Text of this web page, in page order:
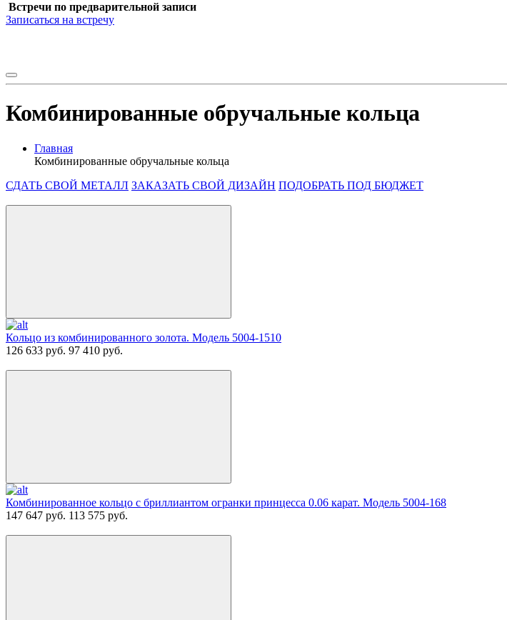
Встречи по предварительной записи
Записаться на встречу
Комбинированные обручальные кольца
Главная
Комбинированные обручальные кольца
СДАТЬ СВОЙ МЕТАЛЛ ЗАКАЗАТЬ СВОЙ ДИЗАЙН ПОДОБРАТЬ ПОД БЮДЖЕТ
Кольцо из комбинированного золота. Модель 5004-1510
126 633 руб. 97 410 руб.
Комбинированное кольцо с бриллиантом огранки принцесса 0.06 карат. Модель 5004-168
147 647 руб. 113 575 руб.